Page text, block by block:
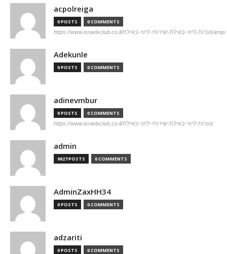
acpolreiga
0 POSTS 0 COMMENTS
https://www.israelxclub.co.il/נערות-ליווי-באילת-שירותי-ליווי-באילת/amp/
Adekunle
0 POSTS 0 COMMENTS
adinevmbur
0 POSTS 0 COMMENTS
https://www.israelxclub.co.il/נערות-ליווי-באילת-שירותי-ליווי-באילת/
admin
9827 POSTS 0 COMMENTS
AdminZaxHH34
0 POSTS 0 COMMENTS
adzariti
0 POSTS 0 COMMENTS